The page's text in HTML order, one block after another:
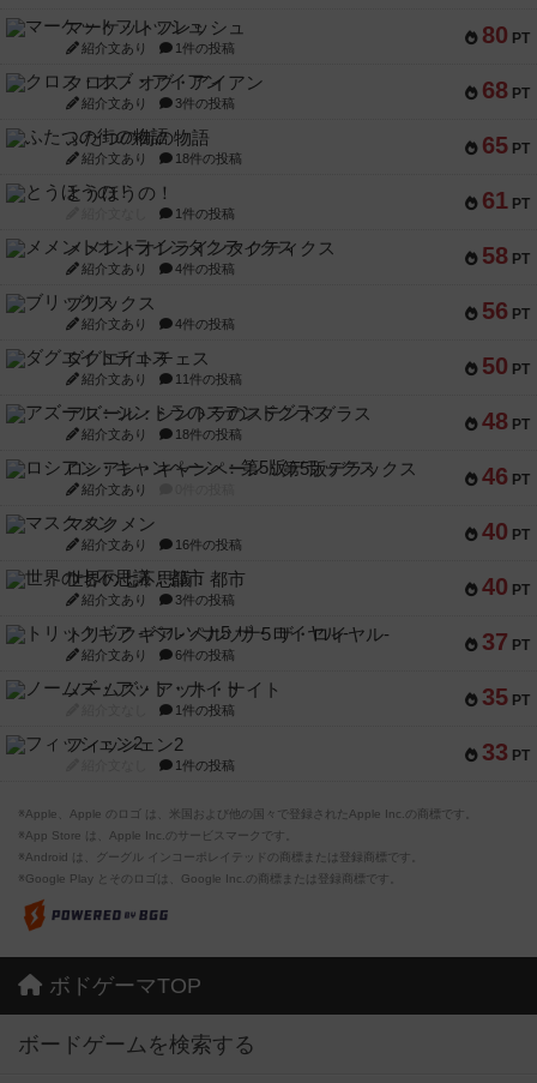
80 PT
マーケットフレッシュ
紹介文あり 1件の投稿
68 PT
クロス・オブ・アイアン
紹介文あり 3件の投稿
65 PT
ふたつの街の物語
紹介文あり 18件の投稿
61 PT
とうほうの！
1件の投稿
58 PT
メメントオンラインタクティクス
紹介文あり 4件の投稿
56 PT
ブリックス
紹介文あり 4件の投稿
50 PT
ダグエイトチェス
紹介文あり 11件の投稿
48 PT
アズール：シントラのステンドグラス
紹介文あり 18件の投稿
46 PT
ロシアン・キャンペーン：第5版デラックス
紹介文あり
40 PT
マスクメン
紹介文あり 16件の投稿
40 PT
世界の七不思議：都市
紹介文あり 3件の投稿
37 PT
トリックギア - ペルソナ5 ザ・ロイヤル-
紹介文あり 6件の投稿
35 PT
ノームズ・アット・ナイト
1件の投稿
33 PT
フィッシェン2
1件の投稿
※Apple、Apple のロゴ は、米国および他の国々で登録されたApple Inc.の商標です。
※App Store は、Apple Inc.のサービスマークです。
※Android は、グーグル インコーポレイテッドの商標または登録商標です。
※Google Play とそのロゴは、Google Inc.の商標または登録商標です。
ボドゲーマTOP
ボードゲームを検索する